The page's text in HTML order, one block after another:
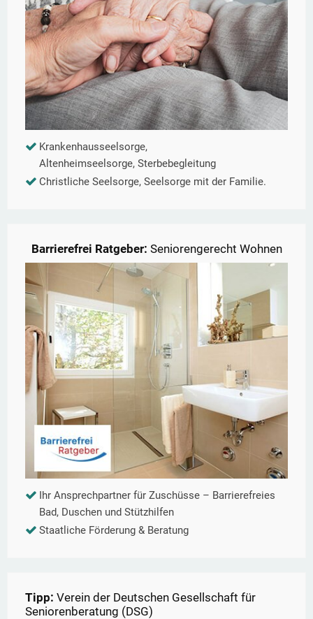
Krankenhausseelsorge,
Altenheimseelsorge, Sterbebegleitung
Christliche Seelsorge, Seelsorge mit der Familie.
Barrierefrei Ratgeber: Seniorengerecht Wohnen
Ihr Ansprechpartner für Zuschüsse – Barrierefreies
Bad, Duschen und Stützhilfen
Staatliche Förderung & Beratung
Tipp: Verein der Deutschen Gesellschaft für
Seniorenberatung (DSG)